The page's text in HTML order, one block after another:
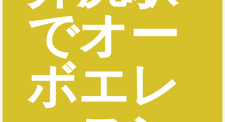
でオー
ボエレ